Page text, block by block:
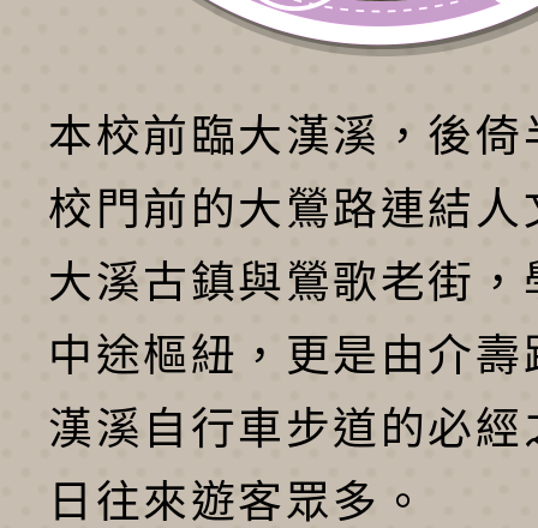
本校前臨大漢溪，後倚
校門前的大鶯路連結人
大溪古鎮與鶯歌老街，
中途樞紐，更是由介壽
漢溪自行車步道的必經
日往來遊客眾多。